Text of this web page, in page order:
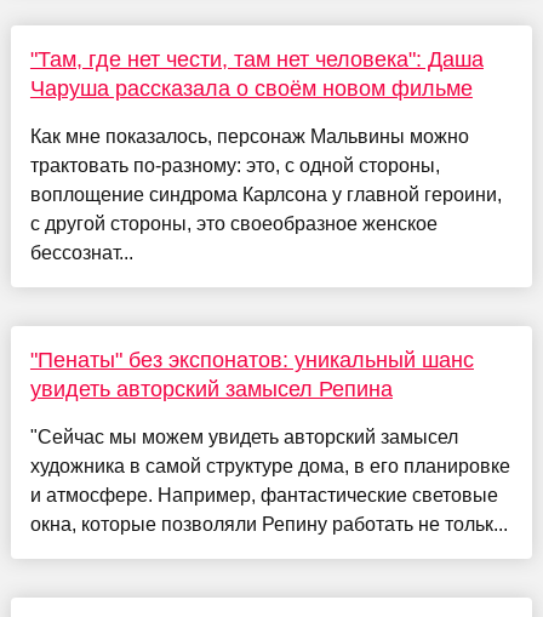
"Там, где нет чести, там нет человека": Даша
Чаруша рассказала о своём новом фильме
Как мне показалось, персонаж Мальвины можно
трактовать по-разному: это, с одной стороны,
воплощение синдрома Карлсона у главной героини,
с другой стороны, это своеобразное женское
бессознат...
"Пенаты" без экспонатов: уникальный шанс
увидеть авторский замысел Репина
"Сейчас мы можем увидеть авторский замысел
художника в самой структуре дома, в его планировке
и атмосфере. Например, фантастические световые
окна, которые позволяли Репину работать не тольк...